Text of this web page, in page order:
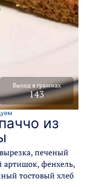
Выход в граммах
143
из
печеный
артишок, фенхель,
тостовый хлеб